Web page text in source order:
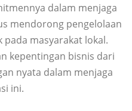
dalam menjaga
mendorong pengelolaan
masyarakat lokal.
kepentingan bisnis dari
nyata dalam menjaga
ini.